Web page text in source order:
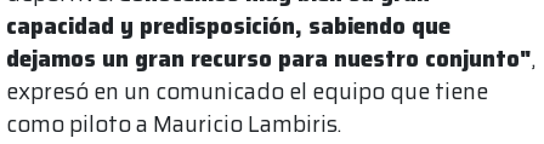
capacidad y predisposición, sabiendo que
dejamos un gran recurso para nuestro conjunto",
expresó en un comunicado el equipo que tiene
como piloto a Mauricio Lambiris.